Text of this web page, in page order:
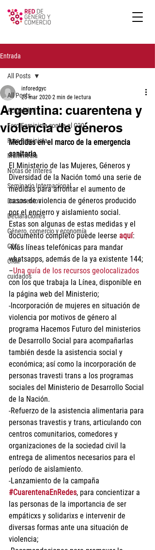
Entrada
All Posts
Actualidad
Foro Feminista contra el G20
Foro Feminista
Multimedia
Notas de Interes
Seminario Internacional
Documentos
Declaraciones
Género, comercio y economía
G20
CRM
cuidados
All Posts
Argentina: cuarentena y
violencia de géneros
inforedgyc
25 mar 2020 2 min de lectura
Medidas en el marco de la emergencia
sanitaria
El Ministerio de las Mujeres, Géneros y
Diversidad de la Nación tomó una serie de
medidas para afrontar el aumento de
casos de violencia de géneros producido
por el encierro y aislamiento social.
Estas son algunas de estas medidas y el
documento completo puede leerse aquí:
-Más líneas telefónicas para mandar
whatsapps, además de la ya existente 144;
–Una guía de los recursos geolocalizados
con los que trabaja la Línea, disponible en
la página web del Ministerio;
-Incorporación de mujeres en situación de
violencia por motivos de género al
programa Hacemos Futuro del ministerios
de Desarrollo Social para acompañarlas
también desde la asistencia social y
económica; así como la incorporación de
personas travesti trans a los programas
sociales del Ministerio de Desarrollo Social
de la Nación.
-Refuerzo de la asistencia alimentaria para
personas travestis y trans, articulando con
centros comunitarios, comedores y
organizaciones de la sociedad civil la
entrega de alimentos necesarios para el
período de aislamiento.
-Lanzamiento de la campaña
#CuarentenaEnRedes, para concientizar a
las personas de la importancia de ser
empáticxs y solidarixs e intervenir de
diversas formas ante una situación de
violencia;